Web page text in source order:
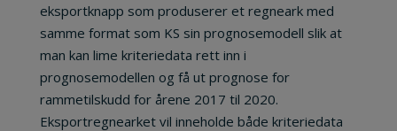
eksportknapp som produserer et regneark med
samme format som KS sin prognosemodell slik at
man kan lime kriteriedata rett inn i
prognosemodellen og få ut prognose for
rammetilskudd for årene 2017 til 2020.
Eksportregnearket vil inneholde både kriteriedata